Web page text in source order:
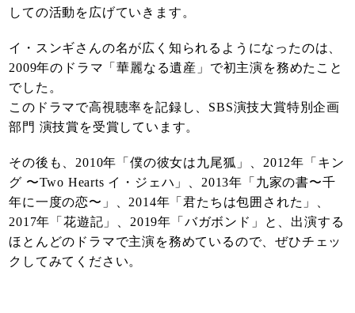
しての活動を広げていきます。
イ・スンギさんの名が広く知られるようになったのは、
2009年のドラマ「華麗なる遺産」で初主演を務めたこと
でした。
このドラマで高視聴率を記録し、SBS演技大賞特別企画
部門 演技賞を受賞しています。
その後も、2010年「僕の彼女は九尾狐」、2012年「キン
グ 〜Two Hearts イ・ジェハ」、2013年「九家の書〜千
年に一度の恋〜」、2014年「君たちは包囲された」、
2017年「花遊記」、2019年「バガボンド」と、出演する
ほとんどのドラマで主演を務めているので、ぜひチェッ
クしてみてください。